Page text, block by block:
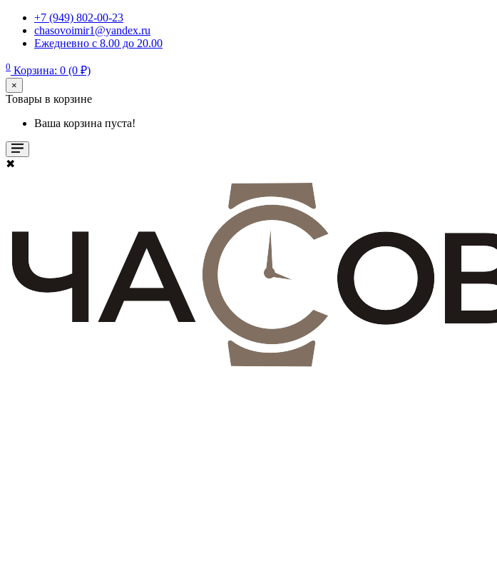
+7 (949) 802-00-23
chasovoimir1@yandex.ru
Ежедневно с 8.00 до 20.00
0 Корзина: 0 (0 ₽)
×
Товары в корзине
Ваша корзина пуста!
✖